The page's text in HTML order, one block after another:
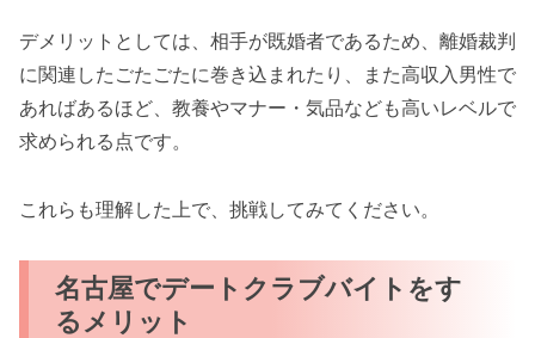
デメリットとしては、相手が既婚者であるため、離婚裁判
に関連したごたごたに巻き込まれたり、また高収入男性で
あればあるほど、教養やマナー・気品なども高いレベルで
求められる点です。
これらも理解した上で、挑戦してみてください。
名古屋でデートクラブバイトをす
るメリット